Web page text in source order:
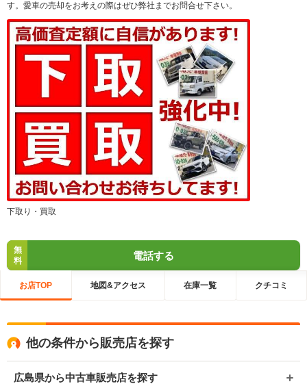
す。愛車の売却をお考えの際はぜひ弊社までお問合せ下さい。
下取り・買取
無
料
電話する
お店TOP 地図&アクセス 在庫一覧 クチコミ
他の条件から販売店を探す
広島県から中古車販売店を探す